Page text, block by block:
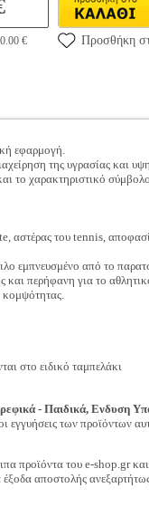
€ Προσθήκη
εφαρμογή.
της υγρασίας και
το χαρακτηριστικό
αστέρας του tennis,
εμπνευσμένο από το
περήφανη για το
κομψότητας.
στο ειδικό ταμπελάκι
- Παιδικά, Ενδυση
εγγυήσεις των προϊόντων
προϊόντα του e-shop.gr
αποστολής